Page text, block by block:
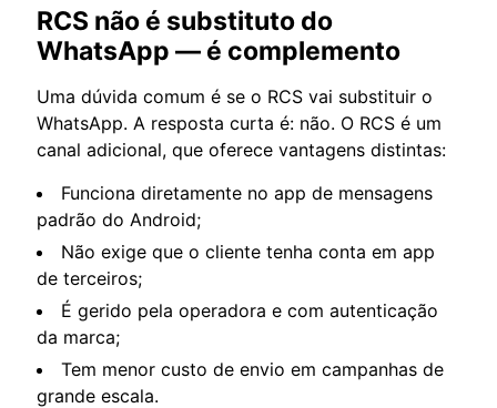
RCS não é substituto do
WhatsApp — é complemento
Uma dúvida comum é se o RCS vai substituir o
WhatsApp. A resposta curta é: não. O RCS é um
canal adicional, que oferece vantagens distintas:
Funciona diretamente no app de mensagens
padrão do Android;
Não exige que o cliente tenha conta em app
de terceiros;
É gerido pela operadora e com autenticação
da marca;
Tem menor custo de envio em campanhas de
grande escala.